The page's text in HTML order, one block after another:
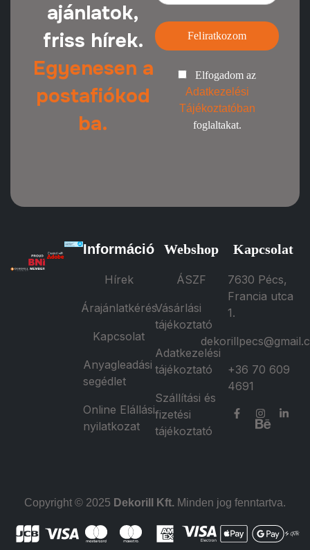
ajánlatok,
friss hírek.
Egyenesen a
postafiókod
ba.
Feliratkozom
Elfogadom az
Adatkezelési
Tájékoztatóban
foglaltakat.
Információ
Hírek
Árajánlatkérés
Kapcsolat
Anyagleadási
segédlet
Online Elállási
nyilatkozat
Webshop
ÁSZF
Vásárlási
tájékoztató
Adatkezelési
tájékoztató
Szállítási és
fizetési
tájékoztató
Kapcsolat
7630 Pécs,
Francia utca
1.
+36 70 609
4691
Copyright © 2025 Dekorill Kft. Minden jog fenntartva.